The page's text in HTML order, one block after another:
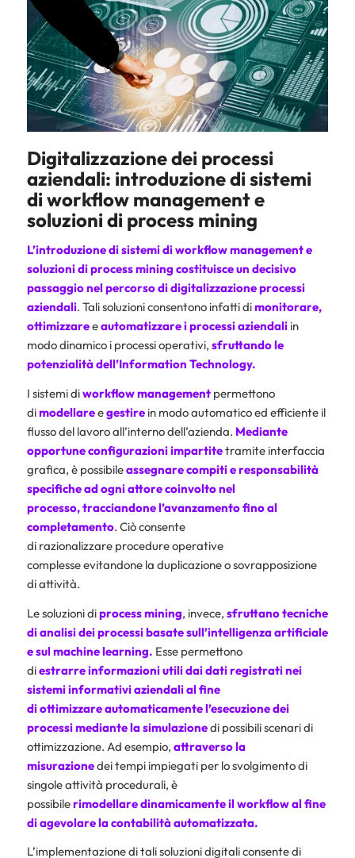
Digitalizzazione dei processi
aziendali: introduzione di sistemi
di workflow management e
soluzioni di process mining
L’introduzione di sistemi di workflow management e
soluzioni di process mining costituisce un decisivo
passaggio nel percorso didigitalizzazione processi
aziendali. Tali soluzioni consentono infatti dimonitorare,
ottimizzareeautomatizzare i processi aziendaliin
modo dinamico i processi operativi, sfruttandole
potenzialità dell’Information Technology.
I sistemi diworkflow managementpermettono
dimodellareegestirein modo automatico ed efficiente il
flusso del lavoro all’interno dell’azienda. Mediante
opportune configurazioni impartitetramite interfaccia
grafica, è possibileassegnarecompiti e responsabilità
specifiche ad ogni attore coinvolto nel
processo, tracciandone l’avanzamento fino al
completamento. Ciò consente
di razionalizzare procedure operative
complesse evitandone la duplicazione o sovrapposizione
di attività.
Le soluzioni diprocess mining, invece, sfruttanotecniche
di analisi dei processi basate sull’intelligenza artificiale
e sul machine learning. Esse permettono
diestrarre informazioni utili dai dati registrati nei
sistemi informativi aziendali al fine
di ottimizzare automaticamente l’esecuzione dei
processi mediante la simulazionedi possibili scenari di
ottimizzazione. Ad esempio, attraverso la
misurazionedei tempi impiegati per lo svolgimento di
singole attività procedurali, è
possibilerimodellaredinamicamente il workflow al fine
diagevolare lacontabilità automatizzata.
L’implementazione di tali soluzioni digitali consente di